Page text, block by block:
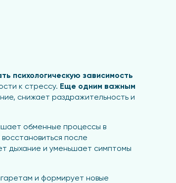
психологическую зависимость
к стрессу. Еще одним важным
снижает раздражительность и
обменные процессы в
после
дыхание и уменьшает симптомы
и формирует новые